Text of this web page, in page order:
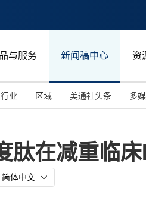
与服务 新闻稿中心 资
行业 区域 美通社头条 多
肽在减重临
简体中文